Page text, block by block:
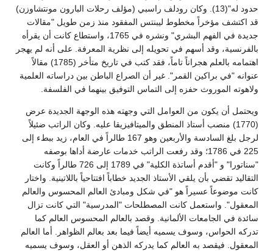
حدود له"(13). وكان رودلف راسبي (مؤلف رحلات البارون مونتشاوزن)
قد اكتشف مؤخراً مخطوط ليبنتس المفقود منذ زمن طويل "مقالات
جديدة في الفهم البشري" ونشره في 1765، واستطاع كانت أن يقرأه
بالفرنسية، وقد أسهم في تحويله إلى نظرية المعرفة. على أنه لم يهجر
اهتمامه بالعلم هجراناً تاماً، فقد كتب في تاريخ متأخر (1785) مقالاً
عنوانه "في براكين القمر". غير أن الصراع الباطن بين دراساته العلمية
ولاهوته الموروث حفزه إلى التماس التوفيق بينهما في الفلسفة.
ويحتمل أن يكون من العوامل التي وجهته هذه الوجهة الجديدة عرض
(1770) منصب أستاذ المنطق والميتافيزيقا عليه. وكان الراتب ضئيلاً
لرجل بلغ السادسة والأربعين وهو 167 طالراً في العام، زيد ببطء إلى
225 في 1786؛ وقد رفعت الراتب خدمات عارضة أداها بوصفه
"سناتورا" و "أقدم أساتذة الكلية" في 1789 إلى 726 طالراً وكانت
التقاليد تقضي بأن يلقي الأستاذ الجديد خطاباً افتتاحياً باللاتينية. واختار
كانت موضوعاً عسيراً هو "في شكل ومبادئ العالم المحسوس والعالم
المعقول". واستعمل كانت المصطلحات "المدرسية" التي كانت تزال
سائدة في الجامعات الألمانية. وقصد بالعالم المحسوس العالم كما
تدركه الحواس، وسوف يسميه أيضاً فيما بعد بعالم الظواهر. أما العالم
المعقول. فيقصد به العالم كما يدركه الذهن أو العقل، وسوف يسميه